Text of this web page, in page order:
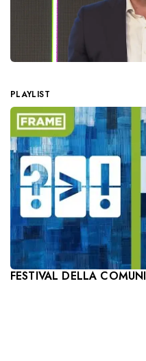
PLAYLIST
FESTIVAL DELLA